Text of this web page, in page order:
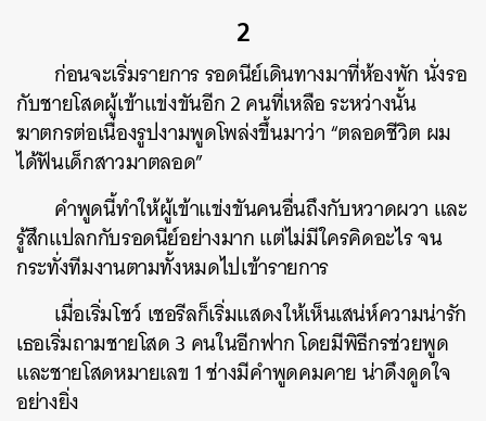
2
ก่อนจะเริ่มรายการ รอดนีย์เดินทางมาที่ห้องพัก นั่งรอ
กับชายโสดผู้เข้าแข่งขันอีก 2 คนที่เหลือ ระหว่างนั้น
ฆาตกรต่อเนื่องรูปงามพูดโพล่งขึ้นมาว่า “ตลอดชีวิต ผม
ได้ฟันเด็กสาวมาตลอด”
คำพูดนี้ทำให้ผู้เข้าแข่งขันคนอื่นถึงกับหวาดผวา และ
รู้สึกแปลกกับรอดนีย์อย่างมาก แต่ไม่มีใครคิดอะไร จน
กระทั่งทีมงานตามทั้งหมดไปเข้ารายการ
เมื่อเริ่มโชว์ เชอรีลก็เริ่มแสดงให้เห็นเสน่ห์ความน่ารัก
เธอเริ่มถามชายโสด 3 คนในอีกฟาก โดยมีพิธีกรช่วยพูด
และชายโสดหมายเลข 1 ช่างมีคำพูดคมคาย น่าดึงดูดใจ
อย่างยิ่ง